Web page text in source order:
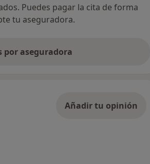
Puedes pagar la cita de forma
tu aseguradora.
por aseguradora
Añadir tu opinión